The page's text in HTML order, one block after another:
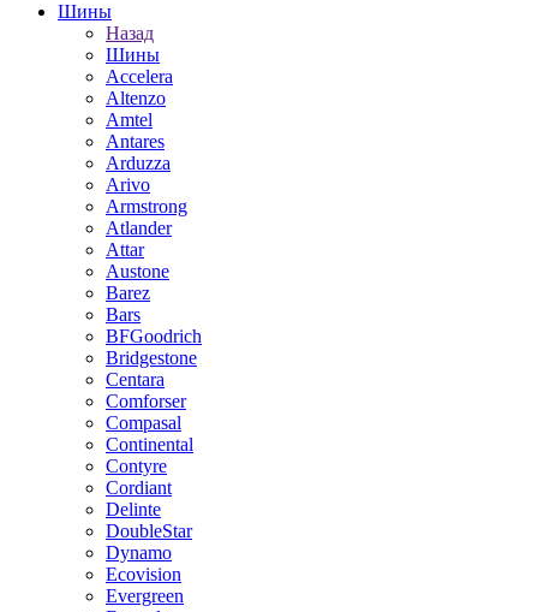
Шины
Назад
Шины
Accelera
Altenzo
Amtel
Antares
Arduzza
Arivo
Armstrong
Atlander
Attar
Austone
Barez
Bars
BFGoodrich
Bridgestone
Centara
Comforser
Compasal
Continental
Contyre
Cordiant
Delinte
DoubleStar
Dynamo
Ecovision
Evergreen